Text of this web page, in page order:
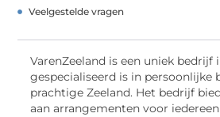
Veelgestelde vragen
VarenZeeland is een uniek bedrijf
gespecialiseerd is in persoonlijke
prachtige Zeeland. Het bedrijf
aan arrangementen voor